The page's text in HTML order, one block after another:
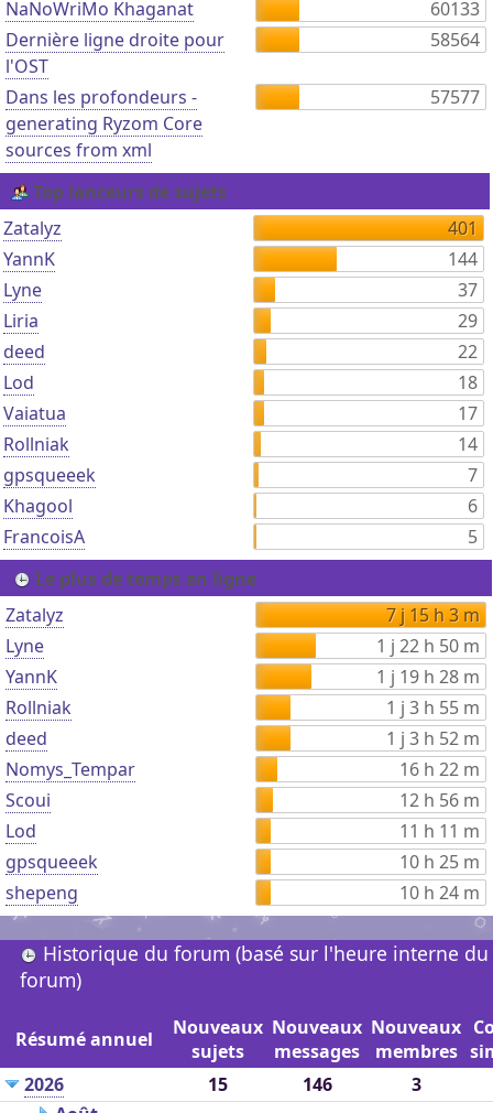
NaNoWriMo Khaganat
60133
Dernière ligne droite pour
l'OST
58564
Dans les profondeurs -
generating Ryzom Core
sources from xml
57577
Top lanceurs de sujets
Zatalyz
401
YannK
144
Lyne
37
Liria
29
deed
22
Lod
18
Vaiatua
17
Rollniak
14
gpsqueeek
7
Khagool
6
FrancoisA
5
Le plus de temps en ligne
Zatalyz
7 j 15 h 3 m
Lyne
1 j 22 h 50 m
YannK
1 j 19 h 28 m
Rollniak
1 j 3 h 55 m
deed
1 j 3 h 52 m
Nomys_Tempar
16 h 22 m
Scoui
12 h 56 m
Lod
11 h 11 m
gpsqueeek
10 h 25 m
shepeng
10 h 24 m
Historique du forum (basé sur l'heure interne du
forum)
Résumé annuel
Nouveaux
sujets
Nouveaux
messages
Nouveaux
membres
2026
15 146
3